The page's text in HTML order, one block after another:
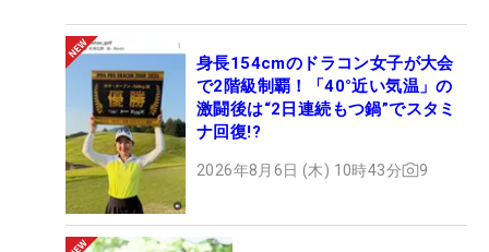
身長154cmのドラコン女子が大会
で2階級制覇！「40°近い気温」の
激闘後は“2日連続もつ鍋”でスタミ
ナ回復!?
2026年8月6日 (木) 10時43分 9